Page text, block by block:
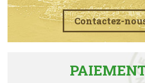
Contactez-